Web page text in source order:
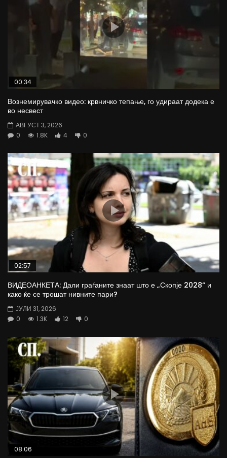
00:34
Вознемирувачко видео: крвничко тепање, го удираат додека е
во несвест
АВГУСТ 3, 2026
0
1.8K 4 0
02:57
ВИДЕОАНКЕТА: Дали граѓаните знаат што е „Скопје 2028“ и
како ќе се трошат нивните пари?
ЈУЛИ 31, 2026
0
1.3K 12 0
08:06